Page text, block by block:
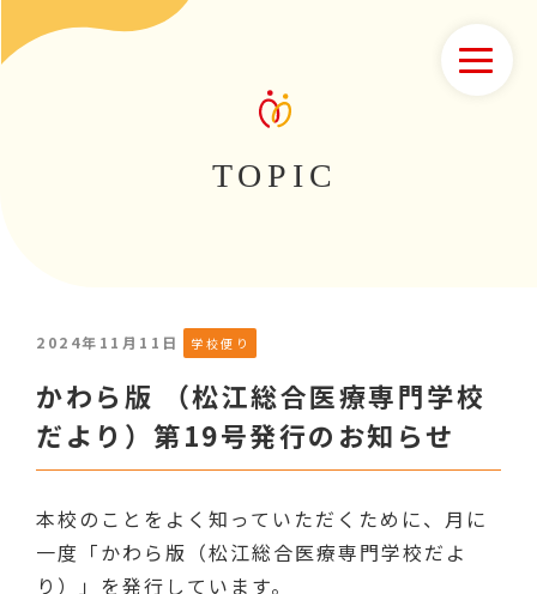
TOPIC
2024年11月11日 学校便り
かわら版 （松江総合医療専門学校
だより）第19号発行のお知らせ
本校のことをよく知っていただくために、月に
一度「かわら版（松江総合医療専門学校だよ
り）」を発行しています。